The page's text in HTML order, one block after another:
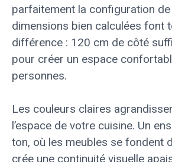
parfaitement la configuration
dimensions bien calculées font
différence : 120 cm de côté
pour créer un espace
personnes.
Les couleurs claires
l’espace de votre cuisine. Un
ton, où les meubles se fondent
crée une continuité visuelle